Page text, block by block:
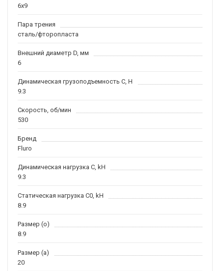
6x9
Пара трения
сталь/фторопласта
Внешний диаметр D, мм
6
Динамическая грузоподъемность С, H
9.3
Скорость, об/мин
530
Бренд
Fluro
Динамическая нагрузка C, kН
9.3
Статическая нагрузка C0, kH
8.9
Размер (o)
8.9
Размер (a)
20